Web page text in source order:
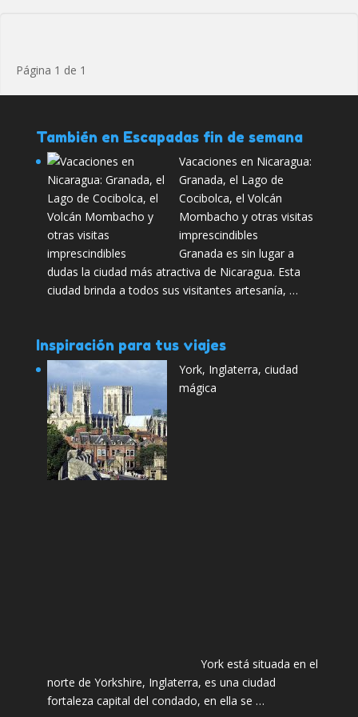
Página 1 de 1
También en Escapadas fin de semana
Vacaciones en Nicaragua:
Granada, el Lago de
Cocibolca, el Volcán
Mombacho y otras visitas
imprescindibles
Granada es sin lugar a
dudas la ciudad más atractiva de Nicaragua. Esta
ciudad brinda a todos sus visitantes artesanía, …
Inspiración para tus viajes
York, Inglaterra, ciudad
mágica
York está situada en el
norte de Yorkshire, Inglaterra, es una ciudad
fortaleza capital del condado, en ella se …